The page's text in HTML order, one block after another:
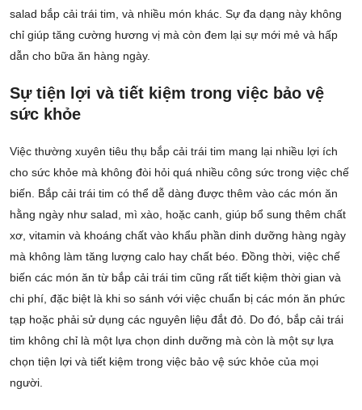
salad bắp cải trái tim, và nhiều món khác. Sự đa dạng này không
chỉ giúp tăng cường hương vị mà còn đem lại sự mới mẻ và hấp
dẫn cho bữa ăn hàng ngày.
Sự tiện lợi và tiết kiệm trong việc bảo vệ
sức khỏe
Việc thường xuyên tiêu thụ bắp cải trái tim mang lại nhiều lợi ích
cho sức khỏe mà không đòi hỏi quá nhiều công sức trong việc chế
biến. Bắp cải trái tim có thể dễ dàng được thêm vào các món ăn
hằng ngày như salad, mì xào, hoặc canh, giúp bổ sung thêm chất
xơ, vitamin và khoáng chất vào khẩu phần dinh dưỡng hàng ngày
mà không làm tăng lượng calo hay chất béo. Đồng thời, việc chế
biến các món ăn từ bắp cải trái tim cũng rất tiết kiệm thời gian và
chi phí, đặc biệt là khi so sánh với việc chuẩn bị các món ăn phức
tạp hoặc phải sử dụng các nguyên liệu đắt đỏ. Do đó, bắp cải trái
tim không chỉ là một lựa chọn dinh dưỡng mà còn là một sự lựa
chọn tiện lợi và tiết kiệm trong việc bảo vệ sức khỏe của mọi
người.